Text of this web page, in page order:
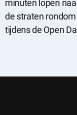
minuten lopen
de straten
tijdens de Open